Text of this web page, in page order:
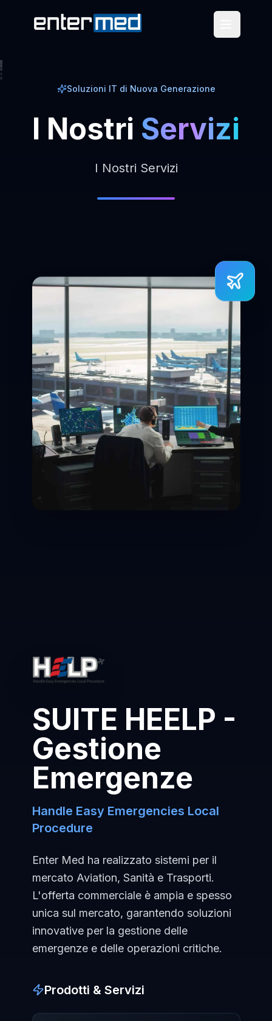
Soluzioni IT di Nuova Generazione
I Nostri Servizi
I Nostri Servizi
SUITE HEELP -
Gestione
Emergenze
Handle Easy Emergencies Local
Procedure
Enter Med ha realizzato sistemi per il
mercato Aviation, Sanità e Trasporti.
L'offerta commerciale è ampia e spesso
unica sul mercato, garantendo soluzioni
innovative per la gestione delle
emergenze e delle operazioni critiche.
Prodotti & Servizi